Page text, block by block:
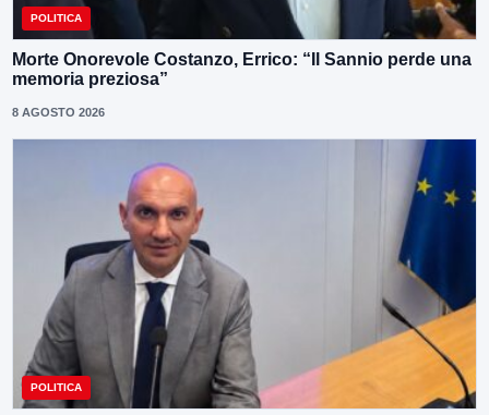
POLITICA
Morte Onorevole Costanzo, Errico: “Il Sannio perde una
memoria preziosa”
8 AGOSTO 2026
POLITICA